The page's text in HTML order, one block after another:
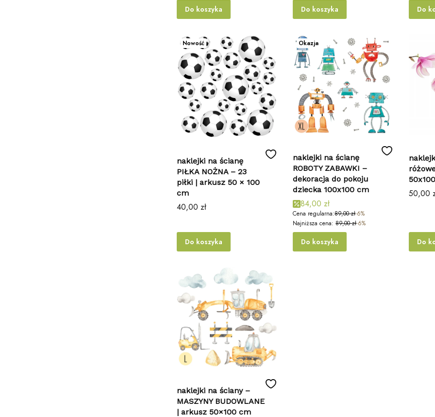
Do koszyka Do koszyka Do
Nowość
naklejki na ścianę
PIŁKA NOŻNA – 23
piłki | arkusz 50 × 100
cm
Cena
40,00 zł
Do koszyka
Okazja
naklejki na ścianę
ROBOTY ZABAWKI –
dekoracja do pokoju
dziecka 100x100 cm
84,00 zł
Cena regularna:89,00 zł-6%
Najniższa cena: 89,00 zł-6%
Do koszyka
Cena
50,00
Do
naklejki na ściany –
MASZYNY BUDOWLANE
| arkusz 50×100 cm